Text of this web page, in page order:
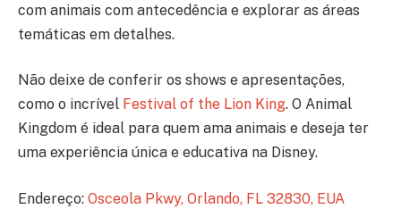
com animais com antecedência e explorar as áreas
temáticas em detalhes.
Não deixe de conferir os shows e apresentações,
como o incrível Festival of the Lion King. O Animal
Kingdom é ideal para quem ama animais e deseja ter
uma experiência única e educativa na Disney.
Endereço: Osceola Pkwy, Orlando, FL 32830, EUA